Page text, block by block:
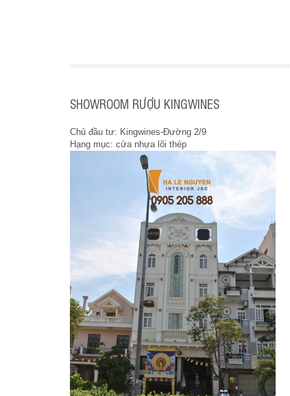
SHOWROOM RƯỢU KINGWINES
Chủ đầu tư: Kingwines-Đường 2/9
Hạng mục: cửa nhựa lõi thép